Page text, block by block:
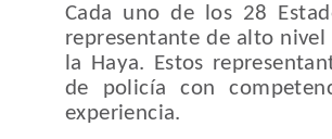
Cada uno de los 28
representante de alto
la Haya. Estos
de policía con
experiencia.